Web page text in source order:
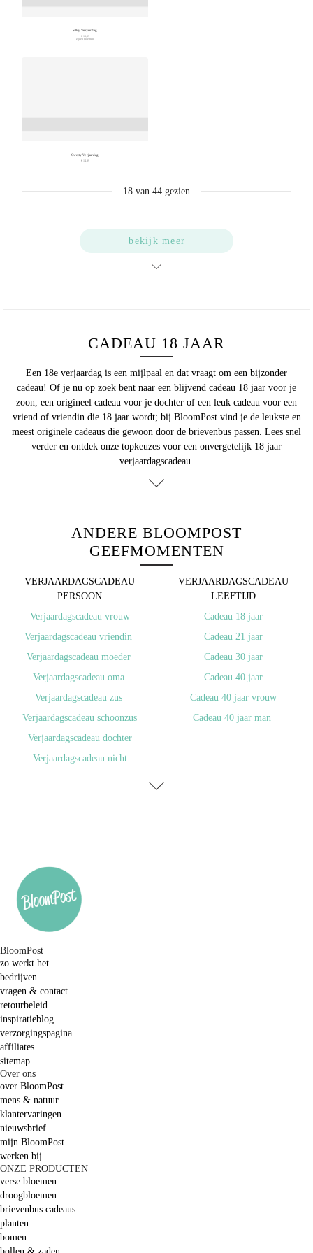
Silky Verjaardag
€ 19,99
zijden bloemen
Sweety Verjaardag
€ 14,99
18 van 44 gezien
bekijk meer
CADEAU 18 JAAR
Een 18e verjaardag is een mijlpaal en dat vraagt om een bijzonder
cadeau! Of je nu op zoek bent naar een blijvend cadeau 18 jaar voor je
zoon, een origineel cadeau voor je dochter of een leuk cadeau voor een
vriend of vriendin die 18 jaar wordt; bij BloomPost vind je de leukste en
meest originele cadeaus die gewoon door de brievenbus passen. Lees snel
verder en ontdek onze topkeuzes voor een onvergetelijk 18 jaar
verjaardagscadeau.
ANDERE BLOOMPOST
GEEFMOMENTEN
VERJAARDAGSCADEAU
PERSOON
Verjaardagscadeau vrouw
Verjaardagscadeau vriendin
Verjaardagscadeau moeder
Verjaardagscadeau oma
Verjaardagscadeau zus
Verjaardagscadeau schoonzus
Verjaardagscadeau dochter
Verjaardagscadeau nicht
VERJAARDAGSCADEAU
LEEFTIJD
Cadeau 18 jaar
Cadeau 21 jaar
Cadeau 30 jaar
Cadeau 40 jaar
Cadeau 40 jaar vrouw
Cadeau 40 jaar man
BloomPost
zo werkt het
bedrijven
vragen & contact
retourbeleid
inspiratieblog
verzorgingspagina
affiliates
sitemap
Over ons
over BloomPost
mens & natuur
klantervaringen
nieuwsbrief
mijn BloomPost
werken bij
ONZE PRODUCTEN
verse bloemen
droogbloemen
brievenbus cadeaus
planten
bomen